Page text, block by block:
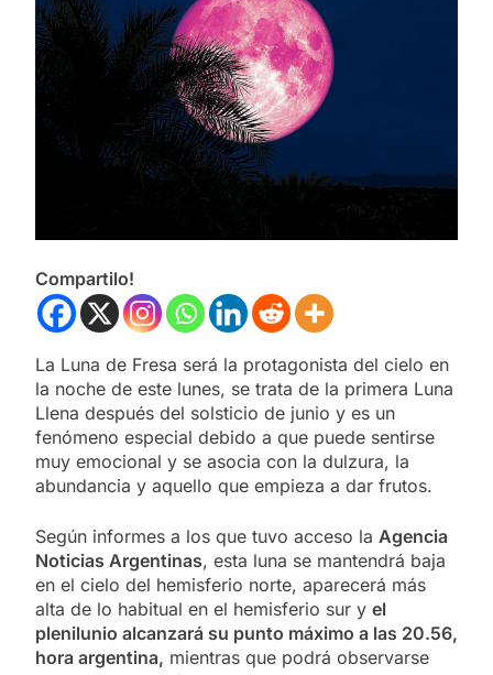
Compartilo!
La Luna de Fresa será la protagonista del cielo en
la noche de este lunes, se trata de la primera Luna
Llena después del solsticio de junio y es un
fenómeno especial debido a que puede sentirse
muy emocional y se asocia con la dulzura, la
abundancia y aquello que empieza a dar frutos.
Según informes a los que tuvo acceso la Agencia
Noticias Argentinas, esta luna se mantendrá baja
en el cielo del hemisferio norte, aparecerá más
alta de lo habitual en el hemisferio sur y el
plenilunio alcanzará su punto máximo a las 20.56,
hora argentina, mientras que podrá observarse